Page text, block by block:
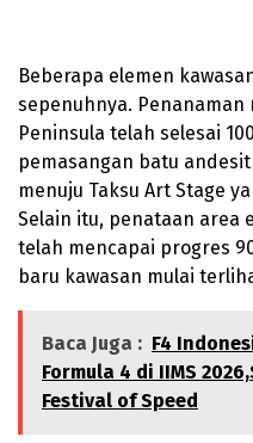
Beberapa elemen
sepenuhnya.
Peninsula telah selesai
pemasangan batu
menuju Taksu Art Stage
Selain itu, penataan area
telah mencapai progres
baru kawasan mulai
Baca Juga : F4
Formula 4 di IIMS
Festival of Speed